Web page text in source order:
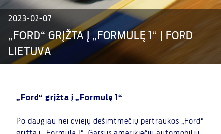
2023-02-07
„FORD“ GRĮŽTA Į „FORMULĘ 1“ | FORD
LIETUVA
„Ford“ grįžta į „Formulę 1“
Po daugiau nei dviejų dešimtmečių pertraukos „Ford“